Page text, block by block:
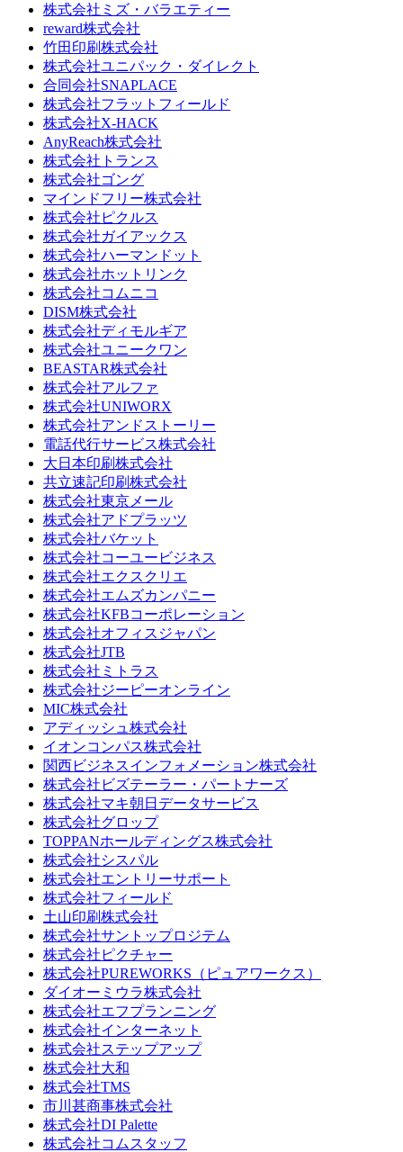
株式会社ミズ・バラエティー
reward株式会社
竹田印刷株式会社
株式会社ユニパック・ダイレクト
合同会社SNAPLACE
株式会社フラットフィールド
株式会社X-HACK
AnyReach株式会社
株式会社トランス
株式会社ゴング
マインドフリー株式会社
株式会社ピクルス
株式会社ガイアックス
株式会社ハーマンドット
株式会社ホットリンク
株式会社コムニコ
DISM株式会社
株式会社ディモルギア
株式会社ユニークワン
BEASTAR株式会社
株式会社アルファ
株式会社UNIWORX
株式会社アンドストーリー
電話代行サービス株式会社
大日本印刷株式会社
共立速記印刷株式会社
株式会社東京メール
株式会社アドプラッツ
株式会社バケット
株式会社コーユービジネス
株式会社エクスクリエ
株式会社エムズカンパニー
株式会社KFBコーポレーション
株式会社オフィスジャパン
株式会社JTB
株式会社ミトラス
株式会社ジーピーオンライン
MIC株式会社
アディッシュ株式会社
イオンコンパス株式会社
関西ビジネスインフォメーション株式会社
株式会社ビズテーラー・パートナーズ
株式会社マキ朝日データサービス
株式会社グロップ
TOPPANホールディングス株式会社
株式会社シスパル
株式会社エントリーサポート
株式会社フィールド
土山印刷株式会社
株式会社サントップロジテム
株式会社ピクチャー
株式会社PUREWORKS（ピュアワークス）
ダイオーミウラ株式会社
株式会社エフプランニング
株式会社インターネット
株式会社ステップアップ
株式会社大和
株式会社TMS
市川甚商事株式会社
株式会社DI Palette
株式会社コムスタッフ